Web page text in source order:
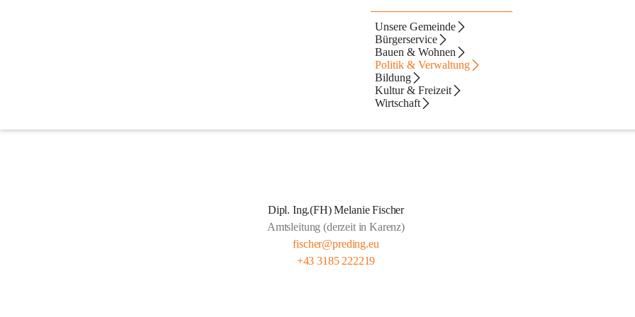
Unsere Gemeinde
Bürgerservice
Bauen & Wohnen
Politik & Verwaltung
Bildung
Kultur & Freizeit
Wirtschaft
Dipl. Ing.(FH) Melanie Fischer
Amtsleitung (derzeit in Karenz)
fischer@preding.eu
+43 3185 222219